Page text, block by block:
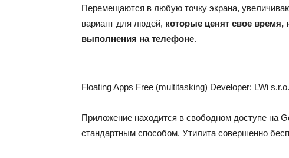
Перемещаются в любую точку экрана,
вариант для людей, которые ценят свое время,
выполнения на телефоне.
Floating Apps Free (multitasking) Developer: LWi s.r.o.
Приложение находится в свободном доступе на
стандартным способом. Утилита совершенно